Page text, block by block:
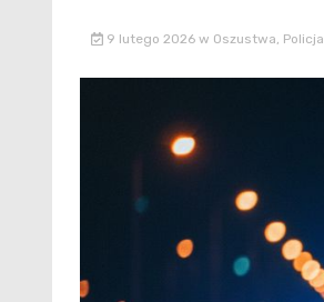
9 lutego 2026 w Oszustwa, Policja